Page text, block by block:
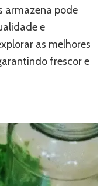
armazena pode
e
as melhores
frescor e